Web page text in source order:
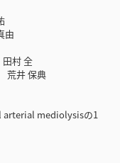
由
村 全
荒井 保典
arterial mediolysisの1